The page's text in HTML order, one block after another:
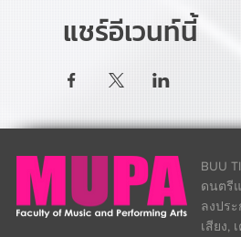
แชร์อีเวนท์นี้
BUU
ดนตรี
ลงปร
เสียง,